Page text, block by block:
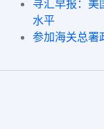
寻汇早报：美
水平
参加海关总署